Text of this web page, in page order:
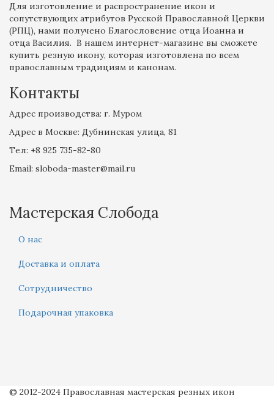
Для изготовление и распространение икон и
сопутствующих атрибутов Русской Православной Церкви
(РПЦ), нами получено Благословение отца Иоанна и
отца Василия. В нашем интернет-магазине вы сможете
купить резную икону, которая изготовлена по всем
православным традициям и канонам.
Контакты
Адрес производства: г. Муром
Адрес в Москве: Дубнинская улица, 81
Tел: +8 925 735-82-80
Email: sloboda-master@mail.ru
Мастерская Слобода
О нас
Доставка и оплата
Сотрудничество
Подарочная упаковка
© 2012-2024 Православная мастерская резных икон